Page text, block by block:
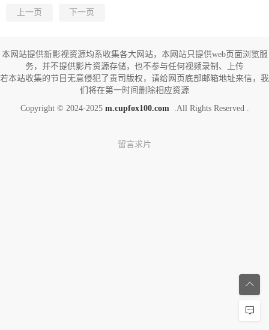
上一页 下一页
本网站提供新影视资源均系收集各大网站，本网站只提供web页面浏览服
务，并不提供影片资源存储，也不参与任何视频录制、上传
若本站收集的节目无意侵犯了贵司版权，请给网页底部邮箱地址来信，我
们将在第一时间删除相应资源
Copyright © 2024-2025 m.cupfox100.com .All Rights Reserved .
留言求片

